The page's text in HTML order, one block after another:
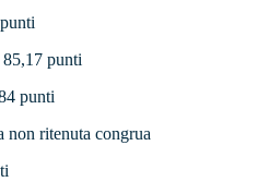
85,17 punti
punti
non ritenuta congrua